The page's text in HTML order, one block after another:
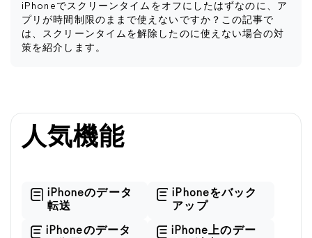
iPhoneでスクリーンタイムをオフにしたはずなのに、ア
プリが時間制限のままで使えないですか？この記事で
は、スクリーンタイムを解除したのに使えない場合の対
策を紹介します。
人気機能
iPhoneのデータ
転送
iPhoneをバック
アップ
iPhoneのデータ
iPhone上のデー